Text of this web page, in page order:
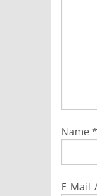
Name *
E-Mail-